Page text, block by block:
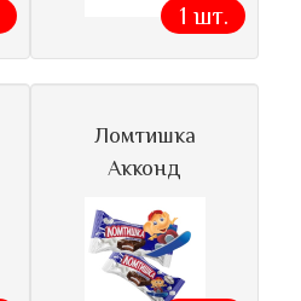
1 шт.
Ломтишка
Акконд